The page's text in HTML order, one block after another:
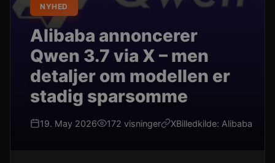
NYHED
Alibaba annoncerer
Qwen 3.7 via X – men
detaljer om modellen er
stadig sparsomme
19. May 2026 172 visninger XBilledkilde: Alibaba